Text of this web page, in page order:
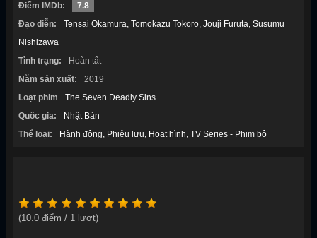
Điểm IMDb:
7.8
Đạo diễn:
Tensai Okamura Tomokazu Tokoro Jouji Furuta Susumu
Nishizawa
Tình trạng:
Hoàn tất
Năm sản xuất:
2019
Loạt phim
The Seven Deadly Sins
Quốc gia:
Nhật Bản
Thể loại:
Hành động Phiêu lưu Hoạt hình TV Series - Phim bộ
(10.0 điểm / 1 lượt)